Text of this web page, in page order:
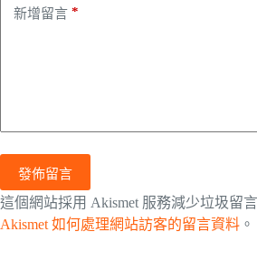
新增留言 *
發佈留言
這個網站採用 Akismet 服務減少垃圾留言
Akismet 如何處理網站訪客的留言資料 。